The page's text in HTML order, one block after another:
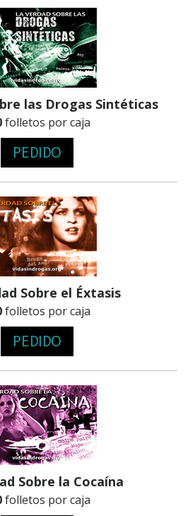
las Drogas Sintéticas
folletos por caja
PEDIDO
Sobre el Éxtasis
folletos por caja
PEDIDO
Sobre la Cocaína
folletos por caja